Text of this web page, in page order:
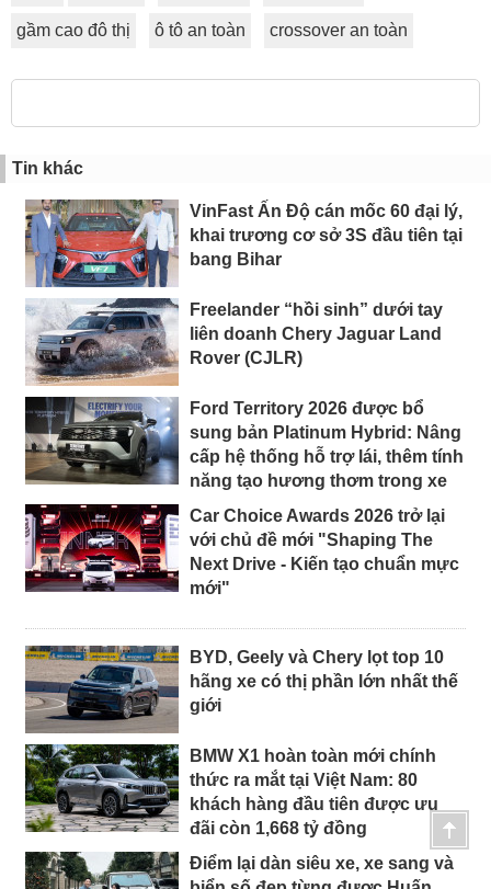
gầm cao đô thị ô tô an toàn crossover an toàn
Tin khác
VinFast Ấn Độ cán mốc 60 đại lý,
khai trương cơ sở 3S đầu tiên tại
bang Bihar
Freelander “hồi sinh” dưới tay
liên doanh Chery Jaguar Land
Rover (CJLR)
Ford Territory 2026 được bổ
sung bản Platinum Hybrid: Nâng
cấp hệ thống hỗ trợ lái, thêm tính
năng tạo hương thơm trong xe
Car Choice Awards 2026 trở lại
với chủ đề mới "Shaping The
Next Drive - Kiến tạo chuẩn mực
mới"
BYD, Geely và Chery lọt top 10
hãng xe có thị phần lớn nhất thế
giới
BMW X1 hoàn toàn mới chính
thức ra mắt tại Việt Nam: 80
khách hàng đầu tiên được ưu
đãi còn 1,668 tỷ đồng
Điểm lại dàn siêu xe, xe sang và